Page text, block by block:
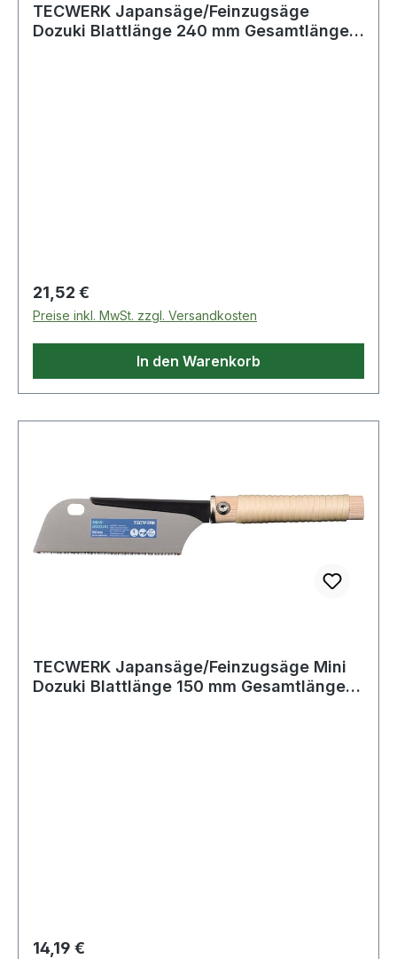
TECWERK Japansäge/Feinzugsäge
Dozuki Blattlänge 240 mm Gesamtlänge
Regulärer Preis:
21,52 €
Preise inkl. MwSt. zzgl. Versandkosten
In den Warenkorb
TECWERK Japansäge/Feinzugsäge Mini
Dozuki Blattlänge 150 mm Gesamtlänge
Regulärer Preis:
14,19 €